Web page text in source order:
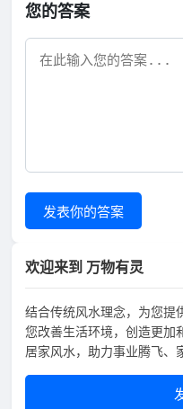
您的答案
发表你的答案
欢迎来到 万物有灵
结合传统风水理念，为您提
您改善生活环境，创造更加
居家风水，助力事业腾飞、